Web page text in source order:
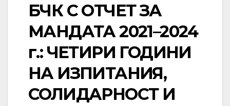
БЧК С ОТЧЕТ ЗА
МАНДАТА 2021–2024
г.: ЧЕТИРИ ГОДИНИ
НА ИЗПИТАНИЯ,
СОЛИДАРНОСТ И